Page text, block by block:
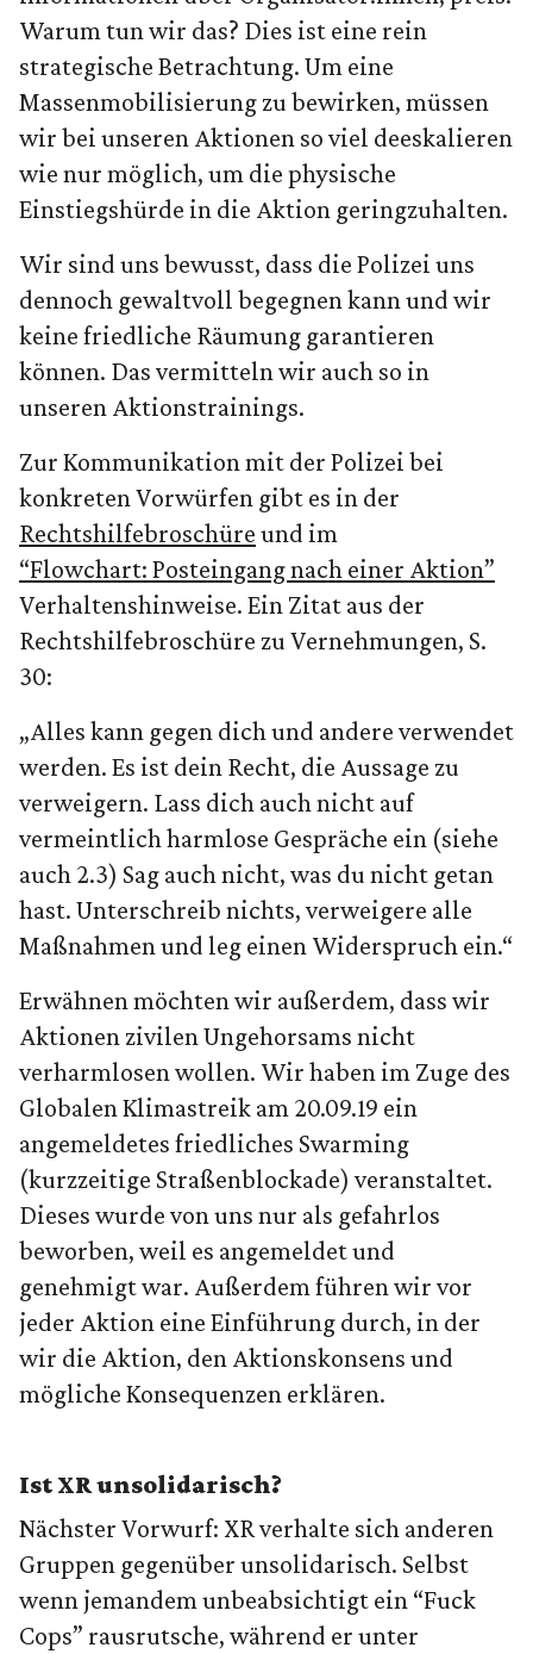
Warum tun wir das? Dies ist eine rein
strategische Betrachtung. Um eine
Massenmobilisierung zu bewirken, müssen
wir bei unseren Aktionen so viel deeskalieren
wie nur möglich, um die physische
Einstiegshürde in die Aktion geringzuhalten.
Wir sind uns bewusst, dass die Polizei uns
dennoch gewaltvoll begegnen kann und wir
keine friedliche Räumung garantieren
können. Das vermitteln wir auch so in
unseren Aktionstrainings.
Zur Kommunikation mit der Polizei bei
konkreten Vorwürfen gibt es in der
Rechtshilfebroschüre und im
“Flowchart: Posteingang nach einer Aktion”
Verhaltenshinweise. Ein Zitat aus der
Rechtshilfebroschüre zu Vernehmungen, S.
30:
„Alles kann gegen dich und andere verwendet
werden. Es ist dein Recht, die Aussage zu
verweigern. Lass dich auch nicht auf
vermeintlich harmlose Gespräche ein (siehe
auch 2.3) Sag auch nicht, was du nicht getan
hast. Unterschreib nichts, verweigere alle
Maßnahmen und leg einen Widerspruch ein.“
Erwähnen möchten wir außerdem, dass wir
Aktionen zivilen Ungehorsams nicht
verharmlosen wollen. Wir haben im Zuge des
Globalen Klimastreik am 20.09.19 ein
angemeldetes friedliches Swarming
(kurzzeitige Straßenblockade) veranstaltet.
Dieses wurde von uns nur als gefahrlos
beworben, weil es angemeldet und
genehmigt war. Außerdem führen wir vor
jeder Aktion eine Einführung durch, in der
wir die Aktion, den Aktionskonsens und
mögliche Konsequenzen erklären.
Ist XR unsolidarisch?
Nächster Vorwurf: XR verhalte sich anderen
Gruppen gegenüber unsolidarisch. Selbst
wenn jemandem unbeabsichtigt ein “Fuck
Cops” rausrutsche, während er unter